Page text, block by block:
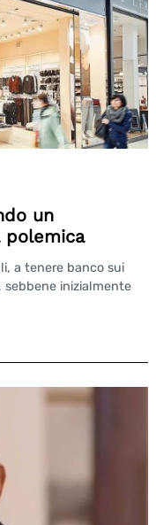
un
polemica
a tenere banco sui
sebbene inizialmente